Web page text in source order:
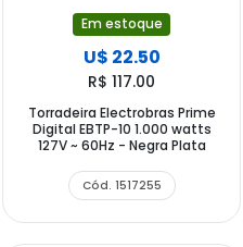
Em estoque
U$ 22.50
R$ 117.00
Torradeira Electrobras Prime
Digital EBTP-10 1.000 watts
127V ~ 60Hz - Negra Plata
Cód. 1517255